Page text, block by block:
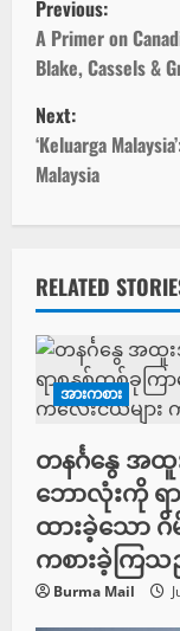
o
s
t
n
v
i
g
a
t
i
o
Previous:
A Primer on
Blake, Cassels &
Next:
‘Keluarga
Malaysia
RELATED
အားကစား
တနင်္ဂနွေ အ
ဘောလုံးကို ရ
ထားခဲ့သော ဂိ
ကစားခဲ့ကြသ
Burma Mail